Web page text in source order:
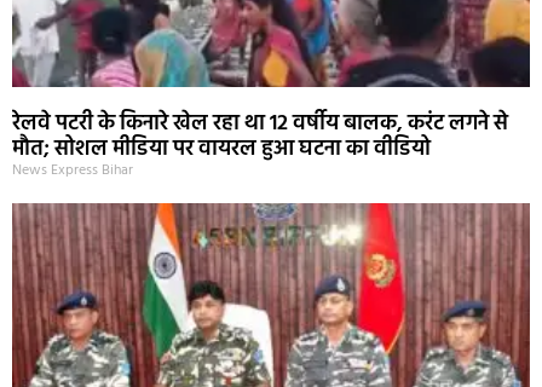
रेलवे पटरी के किनारे खेल रहा था 12 वर्षीय बालक, करंट लगने से
मौत; सोशल मीडिया पर वायरल हुआ घटना का वीडियो
News Express Bihar